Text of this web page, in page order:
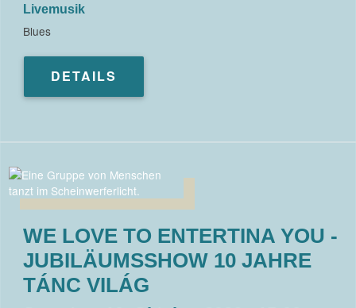
Livemusik
Blues
DETAILS
WE LOVE TO ENTERTINA YOU -
JUBILÄUMSSHOW 10 JAHRE
TÁNC VILÁG